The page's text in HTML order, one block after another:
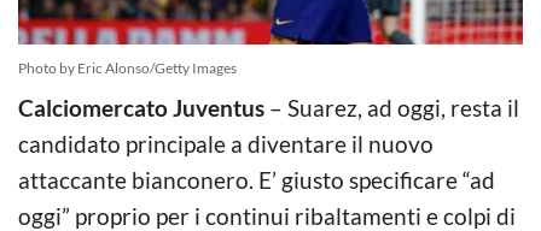
Photo by Eric Alonso/Getty Images
Calciomercato Juventus – Suarez, ad oggi, resta il
candidato principale a diventare il nuovo
attaccante bianconero. E’ giusto specificare “ad
oggi” proprio per i continui ribaltamenti e colpi di